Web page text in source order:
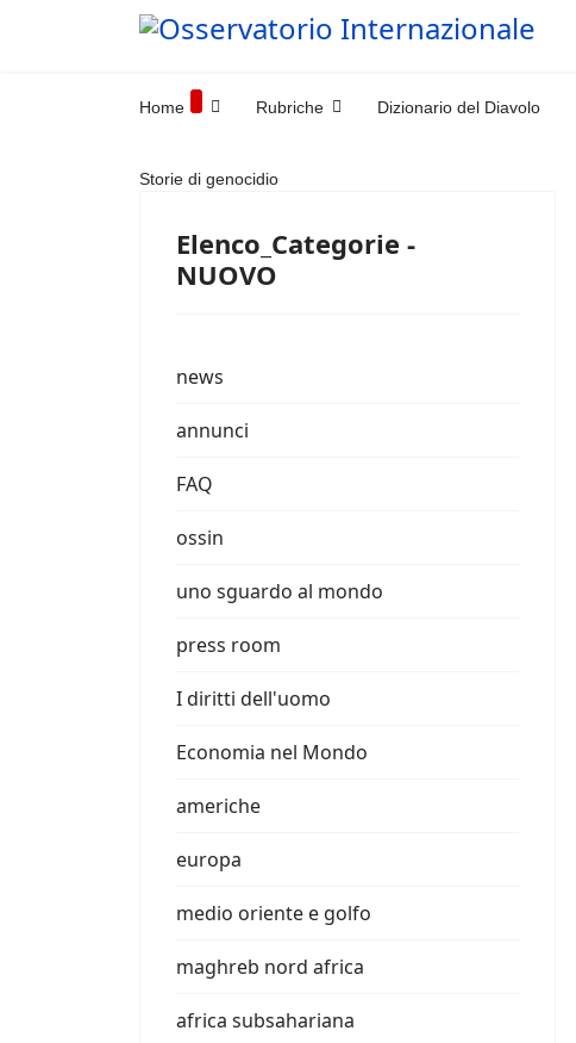
Home Rubriche Dizionario del Diavolo
Storie di genocidio
Elenco_Categorie -
NUOVO
news
annunci
FAQ
ossin
uno sguardo al mondo
press room
I diritti dell'uomo
Economia nel Mondo
americhe
europa
medio oriente e golfo
maghreb nord africa
africa subsahariana